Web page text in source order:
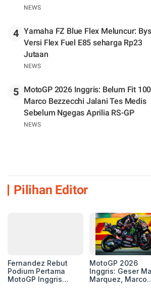
NEWS
4 Yamaha FZ Blue Flex Meluncur:
Versi Flex Fuel E85 seharga Rp23
Jutaan
NEWS
5
MotoGP 2026 Inggris: Belum Fit
Marco Bezzecchi Jalani Tes Medis
Sebelum Ngegas Aprilia RS-GP
NEWS
Pilihan Editor
Fernandez Rebut
Podium Pertama
MotoGP Inggris
MotoGP 2026
Inggris: Geser
Marquez, Marco